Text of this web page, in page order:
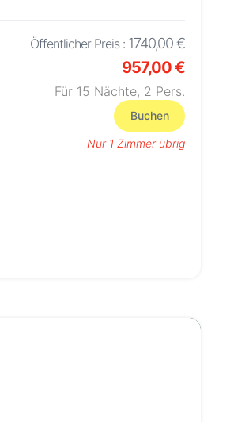
Öffentlicher Preis : 1740,00 €
957,00 €
Für 15 Nächte, 2 Pers.
Buchen
Nur 1 Zimmer übrig